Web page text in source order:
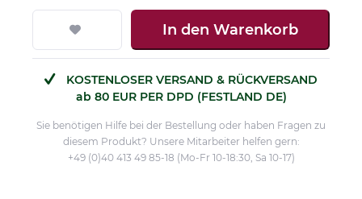
In den Warenkorb
KOSTENLOSER VERSAND & RÜCKVERSAND
ab 80 EUR PER DPD (FESTLAND DE)
Sie benötigen Hilfe bei der Bestellung oder haben Fragen zu
diesem Produkt? Unsere Mitarbeiter helfen gern:
+49 (0)40 413 49 85-18 (Mo-Fr 10-18:30, Sa 10-17)